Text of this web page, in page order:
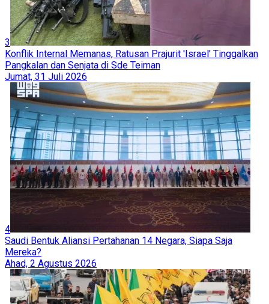
3
Konflik Internal Memanas, Ratusan Prajurit 'Israel' Tinggalkan
Pangkalan dan Senjata di Sde Teiman
Jumat, 31 Juli 2026
4
Saudi Bentuk Aliansi Pertahanan 14 Negara, Siapa Saja
Mereka?
Ahad, 2 Agustus 2026